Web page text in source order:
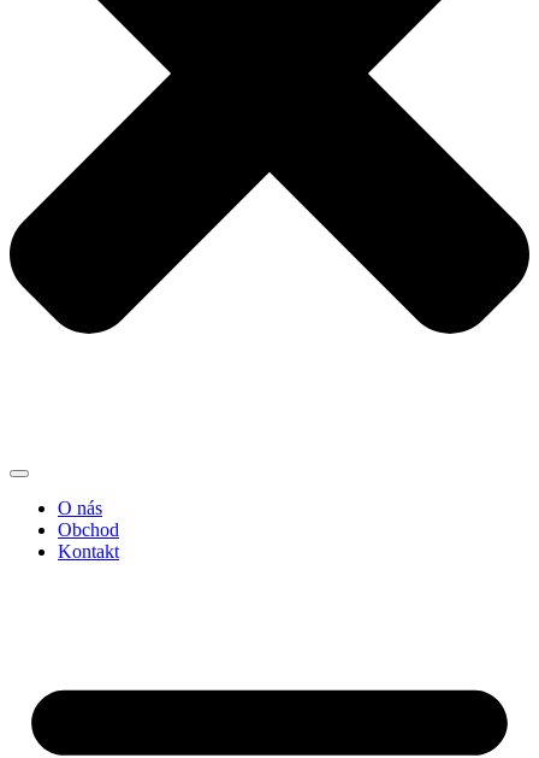
O nás
Obchod
Kontakt